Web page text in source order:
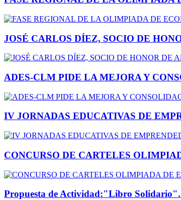
JOSÉ CARLOS DÍEZ, SOCIO DE
ADES-CLM PIDE LA MEJORA Y
IV JORNADAS EDUCATIVAS DE
CONCURSO DE CARTELES
Propuesta de Actividad:"Libro